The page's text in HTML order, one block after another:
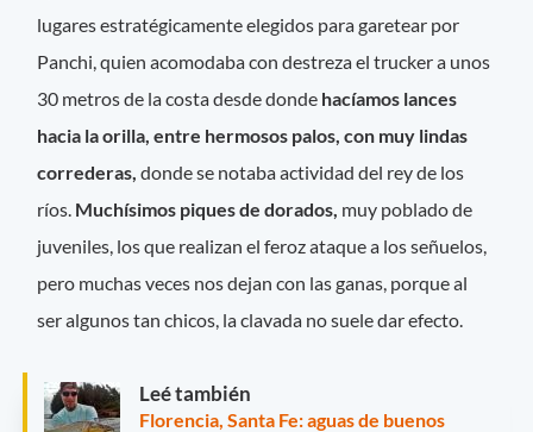
lugares estratégicamente elegidos para garetear por
Panchi, quien acomodaba con destreza el trucker a unos
30 metros de la costa desde donde hacíamos lances
hacia la orilla, entre hermosos palos, con muy lindas
correderas,donde se notaba actividad del rey de los
ríos. Muchísimos piques de dorados, muy poblado de
juveniles, los que realizan el feroz ataque a los señuelos,
pero muchas veces nos dejan con las ganas, porque al
ser algunos tan chicos, la clavada no suele dar efecto.
Leé también
Florencia, Santa Fe: aguas de buenos